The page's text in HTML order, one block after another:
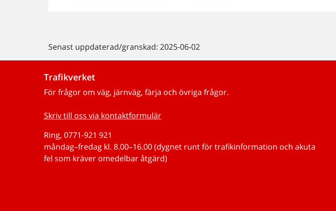
Senast uppdaterad/granskad: 2025-06-02
Trafikverket
För frågor om väg, järnväg, färja och övriga frågor.
Skriv till oss via kontaktformulär
Ring, 0771-921 921
måndag–fredag kl. 8.00–16.00 (dygnet runt för trafikinformation och akuta
fel som kräver omedelbar åtgärd)